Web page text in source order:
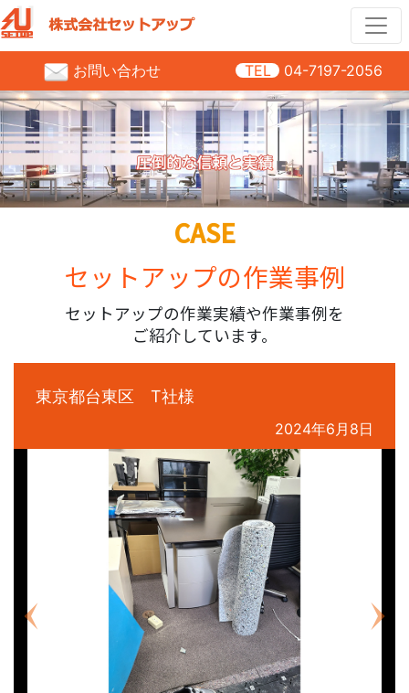
お問い合わせ TEL 04-7197-2056
CASE
セットアップの作業事例
セットアップの作業実績や作業事例を
ご紹介しています。
東京都台東区 T社様
2024年6月8日
前へ 次へ